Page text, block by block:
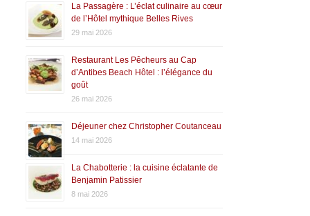
La Passagère : L’éclat culinaire au cœur
de l’Hôtel mythique Belles Rives
29 mai 2026
Restaurant Les Pêcheurs au Cap
d’Antibes Beach Hôtel : l’élégance du
goût
26 mai 2026
Déjeuner chez Christopher Coutanceau
14 mai 2026
La Chabotterie : la cuisine éclatante de
Benjamin Patissier
8 mai 2026